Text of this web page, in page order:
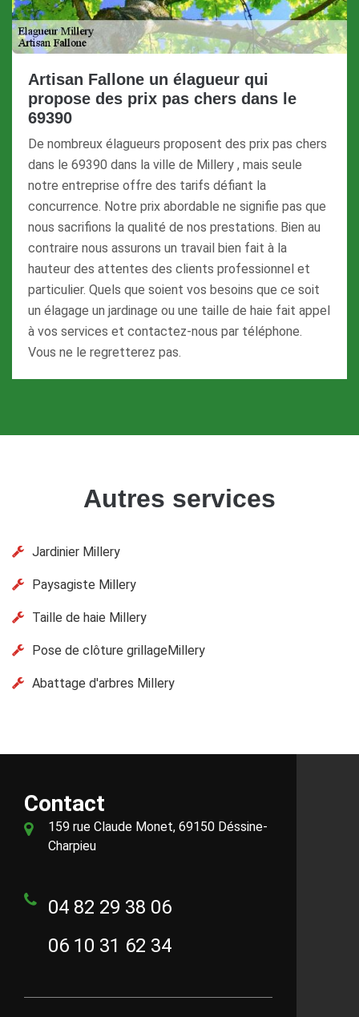
Artisan Fallone un élagueur qui
propose des prix pas chers dans le
69390
De nombreux élagueurs proposent des prix pas chers
dans le 69390 dans la ville de Millery , mais seule
notre entreprise offre des tarifs défiant la
concurrence. Notre prix abordable ne signifie pas que
nous sacrifions la qualité de nos prestations. Bien au
contraire nous assurons un travail bien fait à la
hauteur des attentes des clients professionnel et
particulier. Quels que soient vos besoins que ce soit
un élagage un jardinage ou une taille de haie fait appel
à vos services et contactez-nous par téléphone.
Vous ne le regretterez pas.
Autres services
Jardinier Millery
Paysagiste Millery
Taille de haie Millery
Pose de clôture grillageMillery
Abattage d'arbres Millery
Contact
159 rue Claude Monet, 69150 Déssine-
Charpieu
04 82 29 38 06
06 10 31 62 34